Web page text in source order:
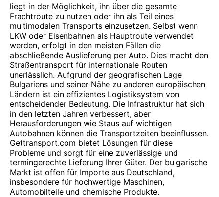
liegt in der Möglichkeit, ihn über die gesamte
Frachtroute zu nutzen oder ihn als Teil eines
multimodalen Transports einzusetzen. Selbst wenn
LKW oder Eisenbahnen als Hauptroute verwendet
werden, erfolgt in den meisten Fällen die
abschließende Auslieferung per Auto. Dies macht den
Straßentransport für internationale Routen
unerlässlich. Aufgrund der geografischen Lage
Bulgariens und seiner Nähe zu anderen europäischen
Ländern ist ein effizientes Logistiksystem von
entscheidender Bedeutung. Die Infrastruktur hat sich
in den letzten Jahren verbessert, aber
Herausforderungen wie Staus auf wichtigen
Autobahnen können die Transportzeiten beeinflussen.
Gettransport.com bietet Lösungen für diese
Probleme und sorgt für eine zuverlässige und
termingerechte Lieferung Ihrer Güter. Der bulgarische
Markt ist offen für Importe aus Deutschland,
insbesondere für hochwertige Maschinen,
Automobilteile und chemische Produkte.